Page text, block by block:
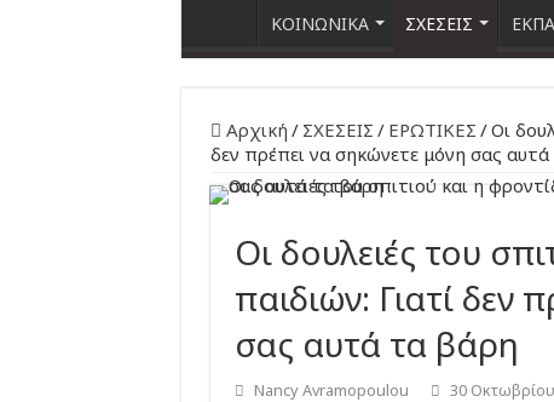
ΚΟΙΝΩΝΙΚΑ ΣΧΕΣΕΙΣ
Αρχική / ΣΧΕΣΕΙΣ / ΕΡΩΤΙΚΕΣ /Οι
δεν πρέπει να σηκώνετε μόνη σας
Οι δουλειές του
παιδιών: Γιατί δεν
σας αυτά τα βάρη
Nancy Avramopoulou 30